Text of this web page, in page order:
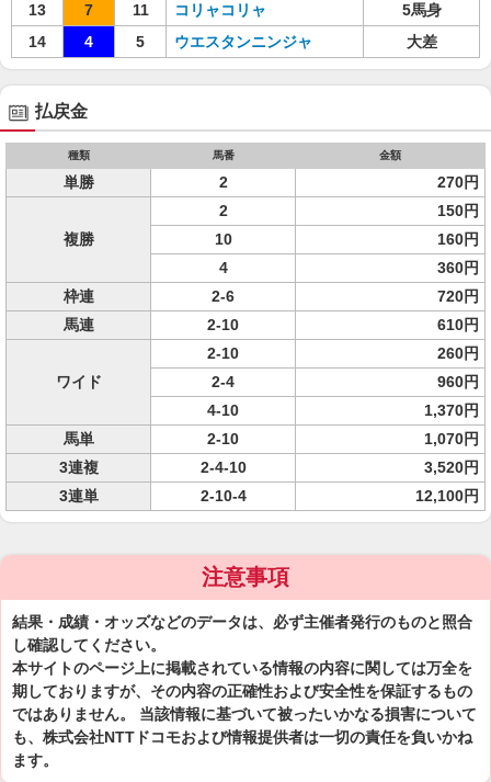
13
7 11 コリャコリャ
5馬身
14
4 5 ウエスタンニンジャ 大差
払戻金
種類 馬番 金額
単勝 2 270円
複勝
2
150円
10
160円
4
360円
枠連
2-6
720円
馬連
2-10 610円
ワイド
2-10
260円
2-4
960円
4-10
1,370円
馬単
2-10
1,070円
3連複
2-4-10
3,520円
3連単
2-10-4 12,100円
注意事項
結果・成績・オッズなどのデータは、必ず主催者発行のものと照合
し確認してください。
本サイトのページ上に掲載されている情報の内容に関しては万全を
期しておりますが、その内容の正確性および安全性を保証するもの
ではありません。 当該情報に基づいて被ったいかなる損害について
も、株式会社NTTドコモおよび情報提供者は一切の責任を負いかね
ます。